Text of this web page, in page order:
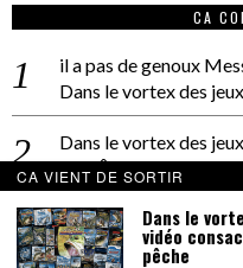
CA
il a pas de genoux
Dans le vortex des
Dans le vortex des
PACÔME
La séance d’Hip Gnose
La Patrie
dans
CA VIENT DE SORTIR
Dans le
vidéo
pêche